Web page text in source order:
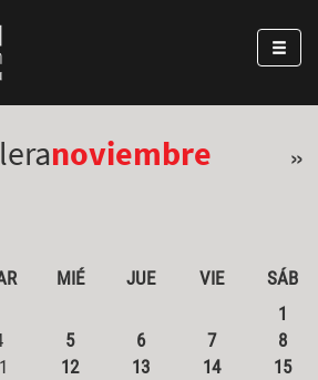
noviembre »
MIÉ JUE VIE
SÁB
1
5 6 7
8
12 13 14
15